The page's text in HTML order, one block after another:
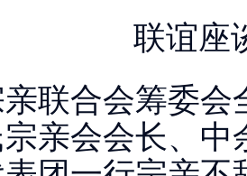
联谊座
联合会筹委
亲会会长、